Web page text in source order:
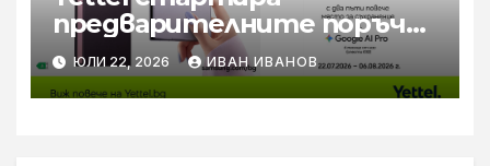
предварителните поръчки
за новите Samsung Galaxy Z
Flip8, Fold8 и Fold8 Ultra
ЮЛИ 22, 2026 ИВАН ИВАНОВ